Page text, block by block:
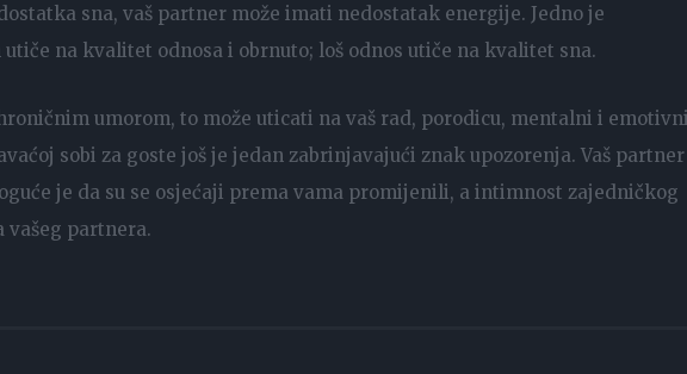
sna, vaš partner može imati nedostatak energije. Jedno je
na kvalitet odnosa i obrnuto; loš odnos utiče na kvalitet sna.
umorom, to može uticati na vaš rad, porodicu, mentalni i emotivni
sobi za goste još je jedan zabrinjavajući znak upozorenja. Vaš partner
je da su se osjećaji prema vama promijenili, a intimnost zajedničkog
vašeg partnera.